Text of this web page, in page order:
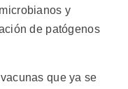
y
de patógenos
que ya se